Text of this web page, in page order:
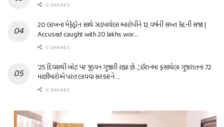
0 SHARES
20 લાખના મેફેડ્રોન સાથે ઝડપાયેલા આરોપીને 12 વર્ષની સખ્ત કેદની સજા |
Accused caught with 20 lakhs wor…
0 SHARES
’25 દિવસથી બોટ પર જીવન ગુજારી રહ્યા છે…’, ઈરાનમાં ફસાયેલા ગુજરાતના 72
માછીમારોએ પરત લાવવા સરકારને …
0 SHARES